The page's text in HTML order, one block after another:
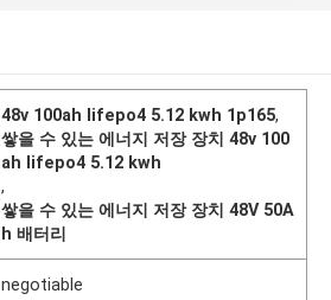
48v 100ah lifepo4 5.12 kwh 1p165,
쌓을 수 있는 에너지 저장 장치 48v 100
ah lifepo4 5.12 kwh
,
쌓을 수 있는 에너지 저장 장치 48V 50A
h 배터리
negotiable